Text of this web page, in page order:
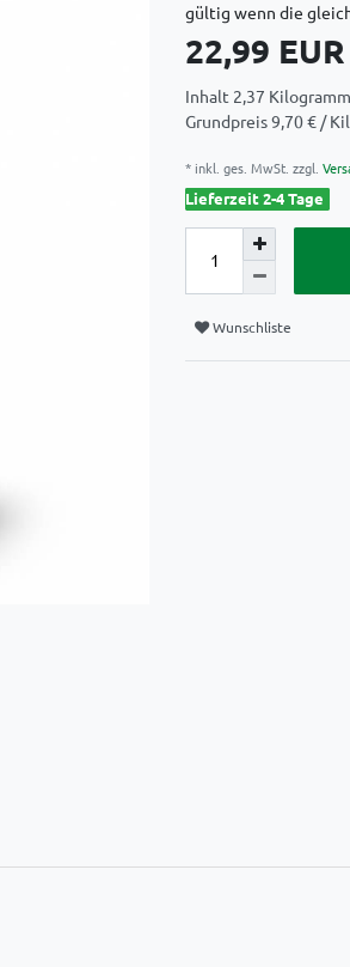
gültig wenn die
22,99 EUR
Inhalt 2,37 Kilogramm
Grundpreis9,70 € /
* inkl. ges. MwSt. zzgl.
Lieferzeit 2-4 Tage
Wunschliste